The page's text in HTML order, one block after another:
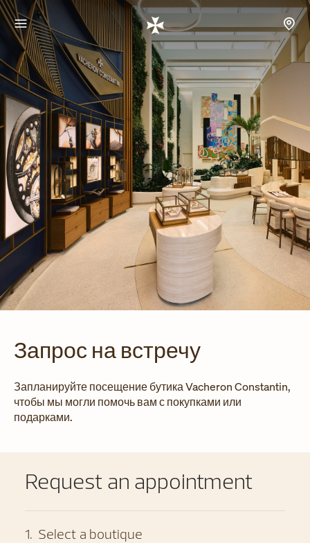
Запрос на встречу
Запланируйте посещение бутика Vacheron Constantin,
чтобы мы могли помочь вам с покупками или
подарками.
Request an appointment
1. Select a boutique